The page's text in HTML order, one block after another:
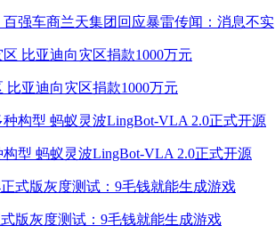
强车商兰天集团回应暴雷传闻：消息不实
亚迪向灾区捐款1000万元
型 蚂蚁灵波LingBot-VLA 2.0正式开源
版灰度测试：9毛钱就能生成游戏